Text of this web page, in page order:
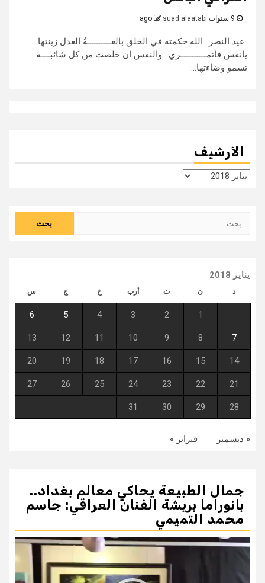
suad alaatabi
عيد النصر.. الله حكمته في الخلق بالغــــــــــةٌ العدل زينتها
يانفس فأتمـــــــــــري . والنفس ان خلصت من كل شائبــــة
تسمو وضاءتها...
الأرشيف
الأرشيف
عن:
يناير 2018
د ن ث أرب خ ج س
1
2
3
4
5
6
7
8
9
10
11
12
13
14
15
16
17
18
19
20
21
22
23
24
25
26
27
28
29
30
31
« ديسمبر فبراير »
جمال الطبيعة يحاكي معالم بغداد..
بانوراما بريشة الفنان العراقي: جاسم
محمد التميمي
مشغل
الفيديو